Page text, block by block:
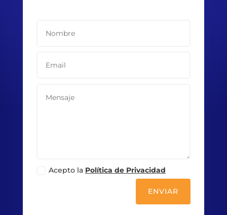
Acepto la Política de Privacidad
ENVIAR